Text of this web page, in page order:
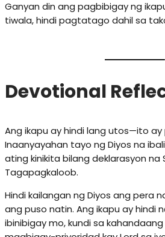
Ganyan din ang pagbibigay ng
tiwala, hindi pagtatago dahil sa
Devotional
Ang ikapu ay hindi lang utos—ito
Inaanyayahan tayo ng Diyos na
ating kinikita bilang deklarasyon na
Tagapagkaloob.
Hindi kailangan ng Diyos ang pera
ang puso natin. Ang ikapu ay hindi
ibinibigay mo, kundi sa